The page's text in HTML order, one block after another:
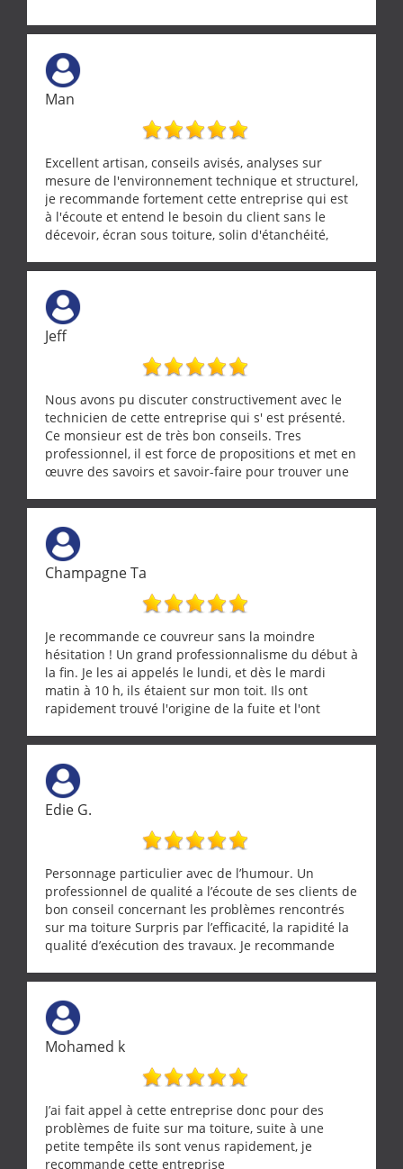
Man
Excellent artisan, conseils avisés, analyses sur
mesure de l'environnement technique et structurel,
je recommande fortement cette entreprise qui est
à l'écoute et entend le besoin du client sans le
décevoir, écran sous toiture, solin d'étanchéité,
récupérateur d'eau, tout a été parfaitement mis en
œuvre sans besoin d'y revenir. confiance assurée.
Jeff
Nous avons pu discuter constructivement avec le
technicien de cette entreprise qui s' est présenté.
Ce monsieur est de très bon conseils. Tres
professionnel, il est force de propositions et met en
œuvre des savoirs et savoir-faire pour trouver une
demande de l écoute et de la considération, ce qui
ne se trouve que chez les pationnés de leur métier.
Merci a ce monsieur pour sa disponibilité
Champagne Ta
Je recommande ce couvreur sans la moindre
hésitation ! Un grand professionnalisme du début à
la fin. Je les ai appelés le lundi, et dès le mardi
matin à 10 h, ils étaient sur mon toit. Ils ont
rapidement trouvé l'origine de la fuite et l'ont
Une équipe sérieuse, réactive et compétente. C'est
vraiment rassurant de pouvoir compter sur des
artisans aussi professionnels. Merci encore !
Edie G.
Personnage particulier avec de l’humour. Un
professionnel de qualité a l’écoute de ses clients de
bon conseil concernant les problèmes rencontrés
sur ma toiture Surpris par l’efficacité, la rapidité la
qualité d’exécution des travaux. Je recommande
Mohamed k
J’ai fait appel à cette entreprise donc pour des
problèmes de fuite sur ma toiture, suite à une
petite tempête ils sont venus rapidement, je
recommande cette entreprise